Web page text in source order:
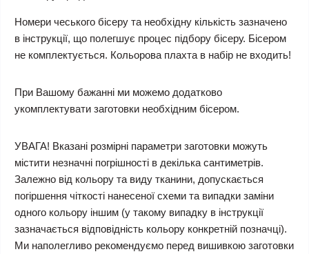
Номери чеського бісеру та необхідну кількість зазначено
в інструкції, що полегшує процес підбору бісеру. Бісером
не комплектується. Кольорова плахта в набір не входить!
При Вашому бажанні ми можемо додатково
укомплектувати заготовки необхідним бісером.
УВАГА! Вказані розмірні параметри заготовки можуть
містити незначні погрішності в декілька сантиметрів.
Залежно від кольору та виду тканини, допускається
погіршення чіткості нанесеної схеми та випадки заміни
одного кольору іншим (у такому випадку в інструкції
зазначається відповідність кольору конкретній позначці).
Ми наполегливо рекомендуємо перед вишивкою заготовки